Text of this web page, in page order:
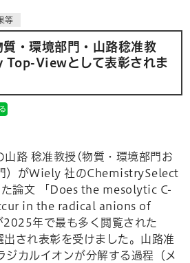
等
質・環境部門・山路稔准教
Top-Viewとして表彰されま
山路 稔准教授(物質・環境部門お
）がWiely 社のChemistrySelect
論文 「Does the mesolytic C-
in the radical anions of
年で最も多く閲覧された
され表彰を受けました。山路准
ジカルイオンが分解する過程（メ